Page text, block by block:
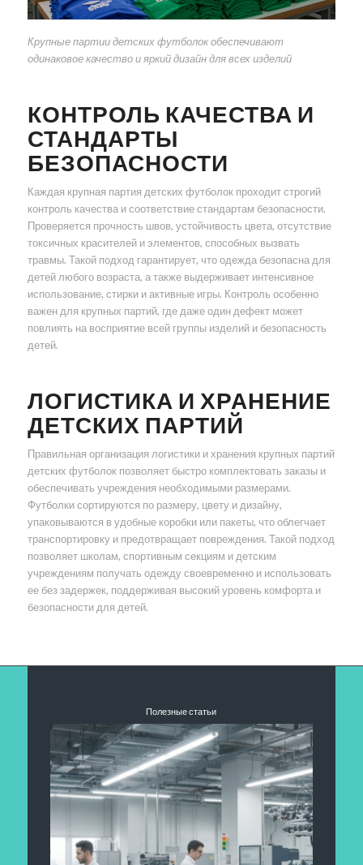
Крупные партии детских футболок обеспечивают
одинаковое качество и яркий дизайн для всех изделий
КОНТРОЛЬ КАЧЕСТВА И
СТАНДАРТЫ
БЕЗОПАСНОСТИ
Каждая крупная партия детских футболок проходит строгий
контроль качества и соответствие стандартам безопасности.
Проверяется прочность швов, устойчивость цвета, отсутствие
токсичных красителей и элементов, способных вызвать
травмы. Такой подход гарантирует, что одежда безопасна для
детей любого возраста, а также выдерживает интенсивное
использование, стирки и активные игры. Контроль особенно
важен для крупных партий, где даже один дефект может
повлиять на восприятие всей группы изделий и безопасность
детей.
ЛОГИСТИКА И ХРАНЕНИЕ
ДЕТСКИХ ПАРТИЙ
Правильная организация логистики и хранения крупных партий
детских футболок позволяет быстро комплектовать заказы и
обеспечивать учреждения необходимыми размерами.
Футболки сортируются по размеру, цвету и дизайну,
упаковываются в удобные коробки или пакеты, что облегчает
транспортировку и предотвращает повреждения. Такой подход
позволяет школам, спортивным секциям и детским
учреждениям получать одежду своевременно и использовать
ее без задержек, поддерживая высокий уровень комфорта и
безопасности для детей.
Полезные статьи